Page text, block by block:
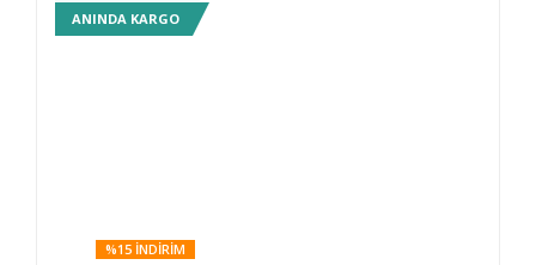
ANINDA KARGO
%15 INDIRIM